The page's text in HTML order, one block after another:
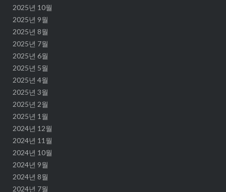
2025년 10월
2025년 9월
2025년 8월
2025년 7월
2025년 6월
2025년 5월
2025년 4월
2025년 3월
2025년 2월
2025년 1월
2024년 12월
2024년 11월
2024년 10월
2024년 9월
2024년 8월
2024년 7월